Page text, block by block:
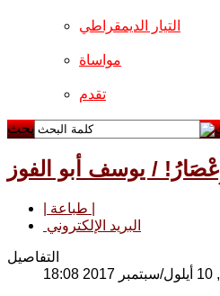
التيار الديمقراطي
مواساة
تقدم
بحث
/ يوسف أبو الفوز
البريد الإلكتروني
التفاصيل